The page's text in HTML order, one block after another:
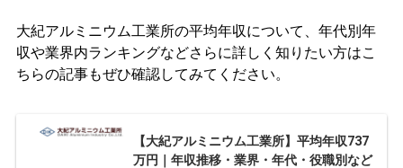
大紀アルミニウム工業所の平均年収について、年代別年
収や業界内ランキングなどさらに詳しく知りたい方はこ
ちらの記事もぜひ確認してみてください。
【大紀アルミニウム工業所】平均年収737
万円｜年収推移・業界・年代・役職別など